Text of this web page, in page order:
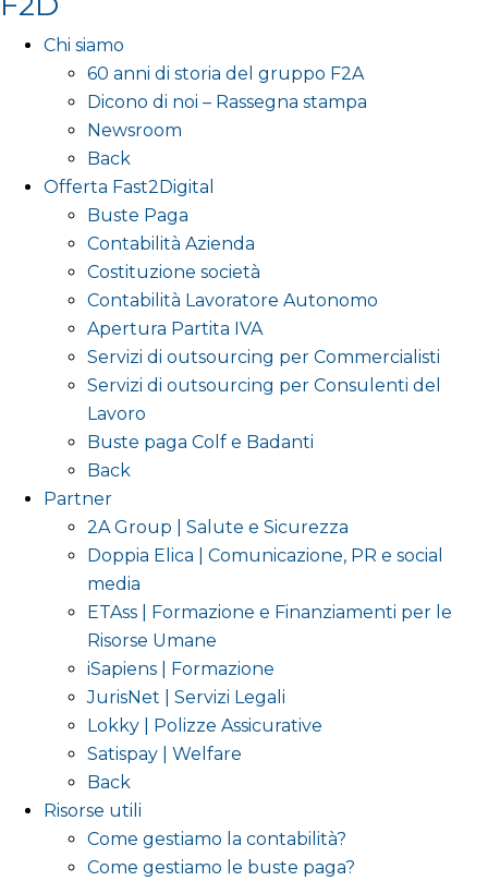
Chi siamo
60 anni di storia del gruppo F2A
Dicono di noi – Rassegna stampa
Newsroom
Back
Offerta Fast2Digital
Buste Paga
Contabilità Azienda
Costituzione società
Contabilità Lavoratore Autonomo
Apertura Partita IVA
Servizi di outsourcing per Commercialisti
Servizi di outsourcing per Consulenti del
Lavoro
Buste paga Colf e Badanti
Back
Partner
2A Group | Salute e Sicurezza
Doppia Elica | Comunicazione, PR e social
media
ETAss | Formazione e Finanziamenti per le
Risorse Umane
iSapiens | Formazione
JurisNet | Servizi Legali
Lokky | Polizze Assicurative
Satispay | Welfare
Back
Risorse utili
Come gestiamo la contabilità?
Come gestiamo le buste paga?